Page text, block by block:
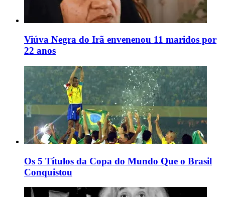
Viúva Negra do Irã envenenou 11 maridos por
22 anos
Os 5 Títulos da Copa do Mundo Que o Brasil
Conquistou